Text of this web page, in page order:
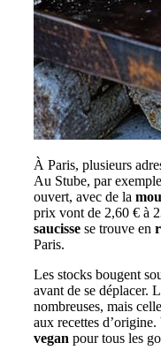
À Paris, plusieurs
Au Stube, par
ouvert, avec de la
prix vont de 2,60 € à
saucisse se trouve en
Paris.
Les stocks bougent
avant de se déplacer.
nombreuses, mais
aux recettes
vegan pour tous les